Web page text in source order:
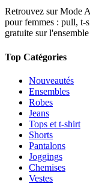
Retrouvez sur Mode
pour femmes : pull, t-
gratuite sur
Top Catégories
Nouveautés
Ensembles
Robes
Jeans
Tops et t-shirt
Shorts
Pantalons
Joggings
Chemises
Vestes